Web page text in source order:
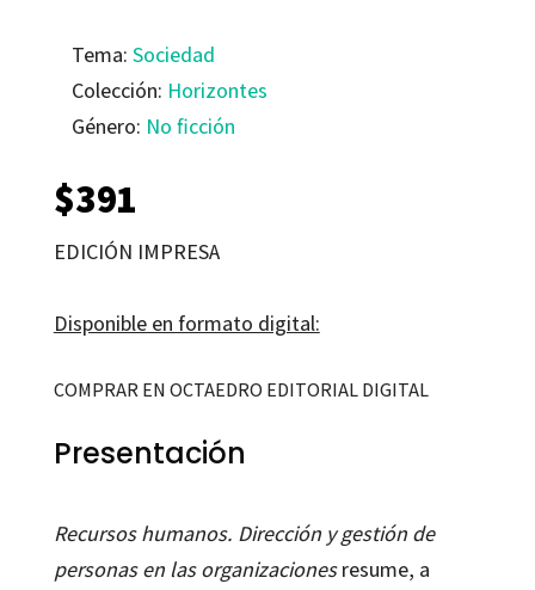
Tema: Sociedad
Colección: Horizontes
Género: No ficción
$391
EDICIÓN IMPRESA
Disponible en formato digital:
COMPRAR EN OCTAEDRO EDITORIAL DIGITAL
Presentación
Recursos humanos. Dirección y gestión de
personas en las organizacionesresume, a